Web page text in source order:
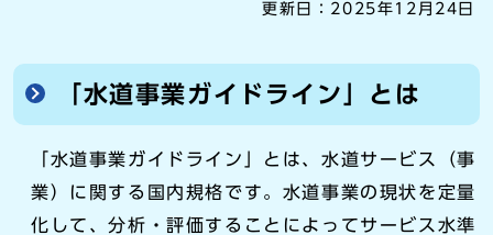
更新日： 2025年12月24日
「水道事業ガイドライン」とは
「水道事業ガイドライン」とは、水道サービス（事
業）に関する国内規格です。水道事業の現状を定量
化して、分析・評価することによってサービス水準